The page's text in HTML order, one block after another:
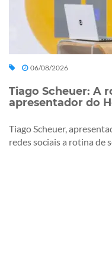
06/08/2026
Tiago Scheuer: A
apresentador do
Tiago Scheuer,
redes sociais a rotina de